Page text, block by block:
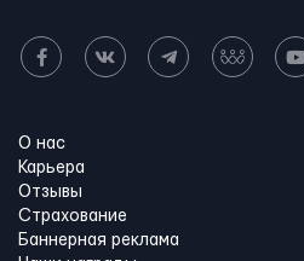
О нас
Карьера
Отзывы
Страхование
Баннерная реклама